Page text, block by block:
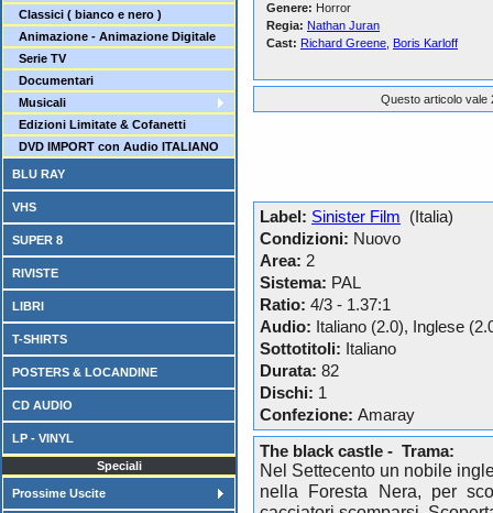
Classici ( bianco e nero )
Animazione - Animazione Digitale
Serie TV
Documentari
Musicali
Edizioni Limitate & Cofanetti
DVD IMPORT con Audio ITALIANO
BLU RAY
VHS
SUPER 8
RIVISTE
LIBRI
T-SHIRTS
POSTERS & LOCANDINE
CD AUDIO
LP - VINYL
Speciali
Prossime Uscite
Genere: Horror
Regia: Nathan Juran
Cast: Richard Greene Boris Karloff
Questo articolo vale
Label: Sinister Film (Italia)
Condizioni: Nuovo
Area: 2
Sistema: PAL
Ratio: 4/3 - 1.37:1
Audio: Italiano (2.0), Inglese
Sottotitoli: Italiano
Durata: 82
Dischi: 1
Confezione: Amaray
The black castle - Trama:
Nel Settecento un nobile
nella Foresta Nera, per